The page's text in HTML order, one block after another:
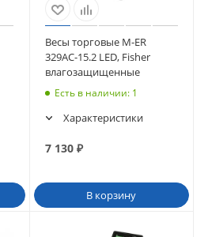
Весы торговые M-ER
329AC-15.2 LED, Fisher
влагозащищенные
Есть в наличии: 1
Характеристики
7 130₽
В корзину